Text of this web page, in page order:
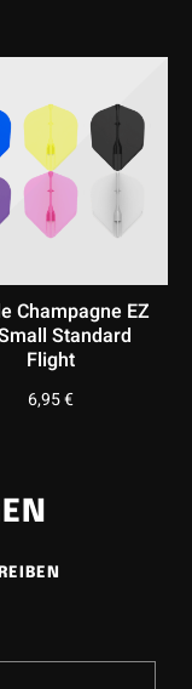
Künftig werden
sein.
das komplette
die jeweilige
Champagne EZ
Standard
Flight
6,95€